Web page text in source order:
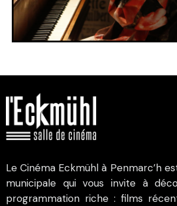
Le Cinéma Eckmühl à Penmarc’h
municipale qui vous invite à
programmation riche : films